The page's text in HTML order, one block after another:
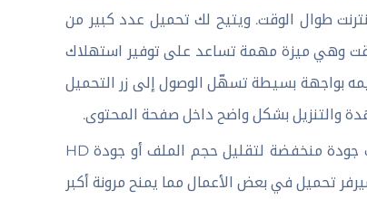
طوال الوقت. ويتيح لك تحميل عدد كبير من
وهي ميزة مهمة تساعد على توفير استهلاك
بواجهة بسيطة تسهّل الوصول إلى زر التحميل
والتنزيل بشكل واضح داخل صفحة المحتوى.
يستطيع المستخدم اختيار الجودة المناسبة قبل بدء التحميل سواء كانت جودة منخفضة لتقليل حجم الملف أو جودة HD
تحميل في بعض الأعمال مما يمنح مرونة أكبر